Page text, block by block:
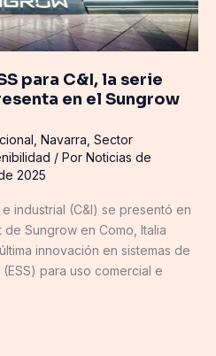
para C&I, la serie
en el Sungrow
, Navarra, Sector
/ Por Noticias de
2025
industrial (C&I) se presentó en
de Sungrow en Como, Italia
innovación en sistemas de
para uso comercial e